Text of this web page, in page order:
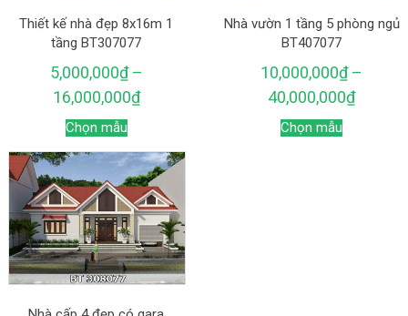
Thiết kế nhà đẹp 8x16m 1
tầng BT307077
5,000,000₫ –
16,000,000₫
Chọn mẫu
Nhà vườn 1 tầng 5 phòng ngủ
BT407077
10,000,000₫ –
40,000,000₫
Chọn mẫu